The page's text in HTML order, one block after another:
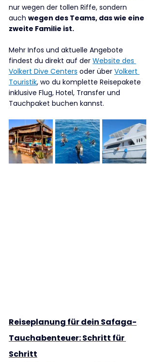
nur wegen der tollen Riffe, sondern
auch wegen des Teams, das wie eine
zweite Familie ist.
Mehr Infos und aktuelle Angebote
findest du direkt auf der Website des
Volkert Dive Centers oder über Volkert
Touristik, wo du komplette Reisepakete
inklusive Flug, Hotel, Transfer und
Tauchpaket buchen kannst.
Reiseplanung für dein Safaga-
Tauchabenteuer: Schritt für
Schritt